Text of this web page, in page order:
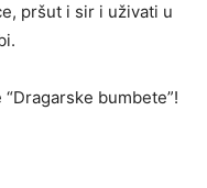
pršut i sir i uživati u
bumbete”!